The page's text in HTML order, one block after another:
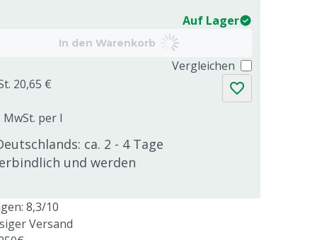
Auf Lager
In den Warenkorb
20,65 €
per l
ca. 2 - 4 Tage
und werden
Vergleichen
8,3/10
Versand